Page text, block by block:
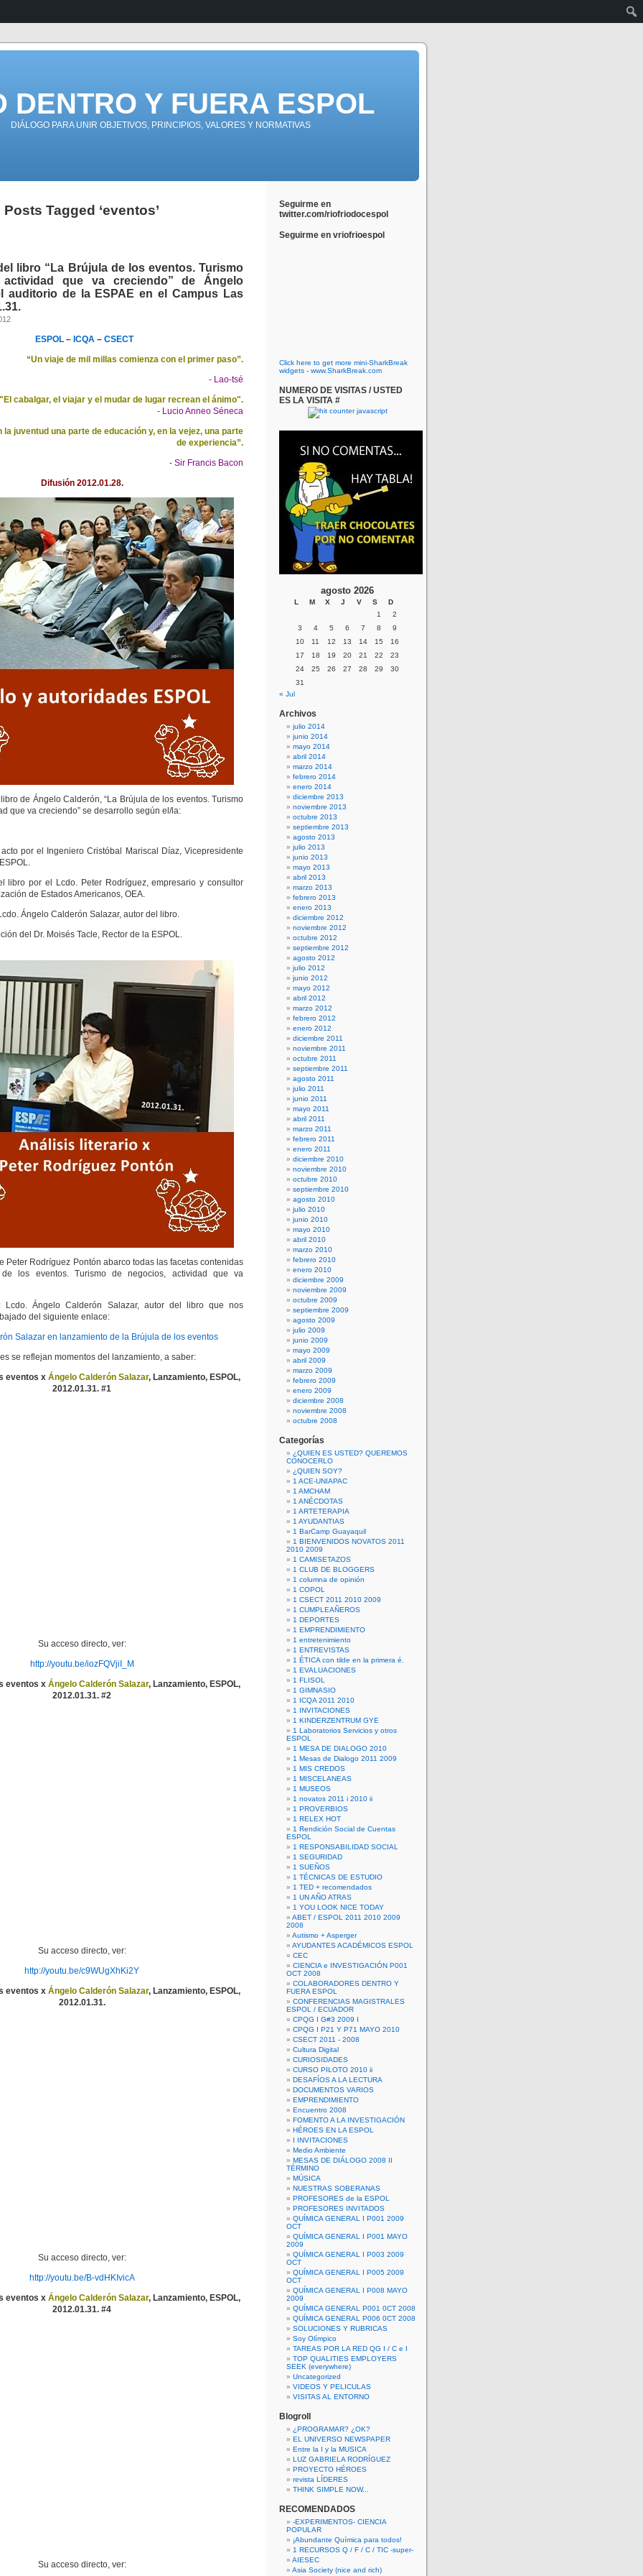
DENTRO Y FUERA ESPOL
DIÁLOGO PARA UNIR OBJETIVOS, PRINCIPIOS, VALORES Y NORMATIVAS
Posts Tagged ‘eventos’
libro “La Brújula de los eventos. Turismo
que va creciendo” de Ángelo
auditorio de la ESPAE en el Campus Las
ESPOL– ICQA – CSECT
“Un viaje de mil millas comienza con el primer paso”.
- Lao-tsé
"El cabalgar, el viajar y el mudar de lugar recrean el ánimo".
- Lucio Anneo Séneca
la juventud una parte de educación y, en la vejez, una parte
de experiencia”.
- Sir Francis Bacon
Difusión 2012.01.28.
de Ángelo Calderón, “La Brújula de los eventos. Turismo
que va creciendo” se desarrollo según el/la:
por el Ingeniero Cristóbal Mariscal Díaz, Vicepresidente
libro por el Lcdo. Peter Rodríguez, empresario y consultor
de Estados Americanos, OEA.
Ángelo Calderón Salazar, autor del libro.
del Dr. Moisés Tacle, Rector de la ESPOL.
Peter Rodríguez Pontón abarco todas las facetas contenidas
los eventos. Turismo de negocios, actividad que va
Lcdo. Ángelo Calderón Salazar, autor del libro que nos
del siguiente enlace:
Salazar en lanzamiento de la Brújula de los eventos
se reflejan momentos del lanzamiento, a saber:
eventos x Ángelo Calderón Salazar, Lanzamiento, ESPOL,
2012.01.31. #1
Su acceso directo, ver:
http://youtu.be/iozFQVjiI_M
eventos x Ángelo Calderón Salazar, Lanzamiento, ESPOL,
2012.01.31. #2
Su acceso directo, ver:
http://youtu.be/c9WUgXhKi2Y
eventos x Ángelo Calderón Salazar, Lanzamiento, ESPOL,
2012.01.31.
Su acceso directo, ver:
http://youtu.be/B-vdHKIvicA
eventos x Ángelo Calderón Salazar, Lanzamiento, ESPOL,
2012.01.31. #4
Su acceso directo, ver:
Seguirme en
twitter.com/riofriodocespol
Seguirme en vriofrioespol
Click here to get more mini-SharkBreak
widgets - www.SharkBreak.com
NUMERO DE VISITAS / USTED
ES LA VISITA #
agosto 2026
L M X J V S
D
1
2
3
4 5 6 7 8
9
10
11 12 13 14 15
16
17
18 19 20 21 22
23
24
25 26 27 28 29
30
31
« Jul
Archivos
julio 2014
junio 2014
mayo 2014
abril 2014
marzo 2014
febrero 2014
enero 2014
diciembre 2013
noviembre 2013
octubre 2013
septiembre 2013
agosto 2013
julio 2013
junio 2013
mayo 2013
abril 2013
marzo 2013
febrero 2013
enero 2013
diciembre 2012
noviembre 2012
octubre 2012
septiembre 2012
agosto 2012
julio 2012
junio 2012
mayo 2012
abril 2012
marzo 2012
febrero 2012
enero 2012
diciembre 2011
noviembre 2011
octubre 2011
septiembre 2011
agosto 2011
julio 2011
junio 2011
mayo 2011
abril 2011
marzo 2011
febrero 2011
enero 2011
diciembre 2010
noviembre 2010
octubre 2010
septiembre 2010
agosto 2010
julio 2010
junio 2010
mayo 2010
abril 2010
marzo 2010
febrero 2010
enero 2010
diciembre 2009
noviembre 2009
octubre 2009
septiembre 2009
agosto 2009
julio 2009
junio 2009
mayo 2009
abril 2009
marzo 2009
febrero 2009
enero 2009
diciembre 2008
noviembre 2008
octubre 2008
Categorías
¿QUIEN ES USTED? QUEREMOS
CONOCERLO
¿QUIEN SOY?
1 ACE-UNIAPAC
1 AMCHAM
1 ANÉCDOTAS
1 ARTETERAPIA
1 AYUDANTIAS
1 BarCamp Guayaquil
1 BIENVENIDOS NOVATOS 2011
2010 2009
1 CAMISETAZOS
1 CLUB DE BLOGGERS
1 columna de opinión
1 COPOL
1 CSECT 2011 2010 2009
1 CUMPLEAÑEROS
1 DEPORTES
1 EMPRENDIMIENTO
1 entretenimiento
1 ENTREVISTAS
1 ÉTICA con tilde en la primera é.
1 EVALUACIONES
1 FLISOL
1 GIMNASIO
1 ICQA 2011 2010
1 INVITACIONES
1 KINDERZENTRUM GYE
1 Laboratorios Servicios y otros
ESPOL
1 MESA DE DIALOGO 2010
1 Mesas de Dialogo 2011 2009
1 MIS CREDOS
1 MISCELANEAS
1 MUSEOS
1 novatos 2011 i 2010 ii
1 PROVERBIOS
1 RELEX HOT
1 Rendición Social de Cuentas
ESPOL
1 RESPONSABILIDAD SOCIAL
1 SEGURIDAD
1 SUEÑOS
1 TÉCNICAS DE ESTUDIO
1 TED + recomendados
1 UN AÑO ATRAS
1 YOU LOOK NICE TODAY
ABET / ESPOL 2011 2010 2009
2008
Autismo + Asperger
AYUDANTES ACADÉMICOS ESPOL
CEC
CIENCIA e INVESTIGACIÓN P001
OCT 2008
COLABORADORES DENTRO Y
FUERA ESPOL
CONFERENCIAS MAGISTRALES
ESPOL / ECUADOR
CPQG I G#3 2009 I
CPQG I P21 Y P71 MAYO 2010
CSECT 2011 - 2008
Cultura Digital
CURIOSIDADES
CURSO PILOTO 2010 ii
DESAFÍOS A LA LECTURA
DOCUMENTOS VARIOS
EMPRENDIMIENTO
Encuentro 2008
FOMENTO A LA INVESTIGACIÓN
HÉROES EN LA ESPOL
I INVITACIONES
Medio Ambiente
MESAS DE DIÁLOGO 2008 II
TÉRMINO
MÚSICA
NUESTRAS SOBERANAS
PROFESORES de la ESPOL
PROFESORES INVITADOS
QUÍMICA GENERAL I P001 2009
OCT
QUÍMICA GENERAL I P001 MAYO
2009
QUÍMICA GENERAL I P003 2009
OCT
QUÍMICA GENERAL I P005 2009
OCT
QUÍMICA GENERAL I P008 MAYO
2009
QUÍMICA GENERAL P001 0CT 2008
QUÍMICA GENERAL P006 0CT 2008
SOLUCIONES Y RUBRICAS
Soy Olímpico
TAREAS POR LA RED QG I / C e I
TOP QUALITIES EMPLOYERS
SEEK (everywhere)
Uncategorized
VIDEOS Y PELICULAS
VISITAS AL ENTORNO
Blogroll
¿PROGRAMAR? ¿OK?
EL UNIVERSO NEWSPAPER
Entre la I y la MUSICA
LUZ GABRIELA RODRÍGUEZ
PROYECTO HÉROES
revista LÍDERES
THINK SIMPLE NOW...
RECOMENDADOS
-EXPERIMENTOS- CIENCIA
POPULAR
¡Abundante Química para todos!
1 RECURSOS Q / F / C / TIC -super-
AIESEC
Asia Society (nice and rich)